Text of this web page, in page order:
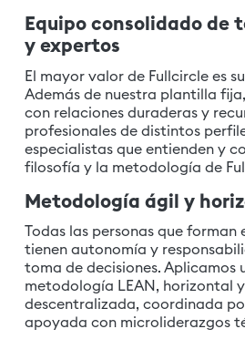
Equipo consolidado de
y expertos
El mayor valor de Fullcircle es
Además de nuestra plantilla
con relaciones duraderas y
profesionales de distintos
especialistas que entienden y
filosofía y la metodología de
Metodología ágil y
Todas las personas que forman
tienen autonomía y
toma de decisiones. Aplicamos
metodología LEAN, horizontal y
descentralizada, coordinada
apoyada con microliderazgos